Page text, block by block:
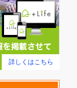
詳しくはこちら